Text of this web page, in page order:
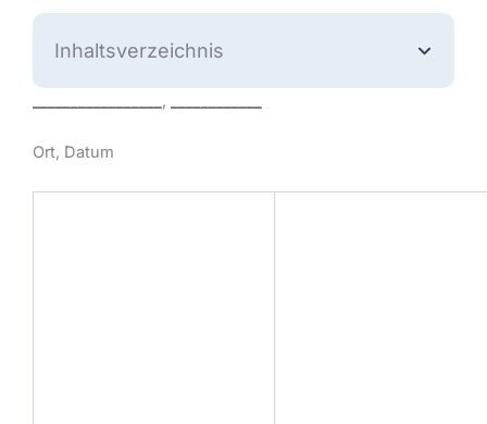
Inhaltsverzeichnis
,
Ort, Datum